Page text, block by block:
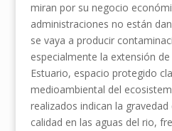
miran por su negocio
administraciones no están
se vaya a producir
especialmente la extensión
Estuario, espacio protegido
medioambiental del
realizados indican la
calidad en las aguas del rio,